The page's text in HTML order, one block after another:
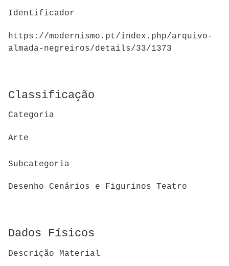
Identificador
https://modernismo.pt/index.php/arquivo-
almada-negreiros/details/33/1373
Classificação
Categoria
Arte
Subcategoria
Desenho Cenários e Figurinos Teatro
Dados Físicos
Descrição Material